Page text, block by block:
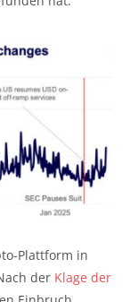
Plattform in
der Klage der